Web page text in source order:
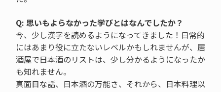
Q: 思いもよらなかった学びとはなんでしたか？
今、少し漢字を読めるようになってきました！日常的
にはあまり役に立たないレベルかもしれませんが、居
酒屋で日本酒のリストは、少し分かるようになったか
も知れません。
真面目な話、日本酒の万能さ、それから、日本料理以